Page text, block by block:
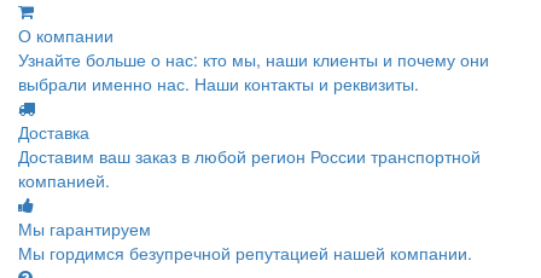
О компании
Узнайте больше о нас: кто мы, наши клиенты и почему они
выбрали именно нас. Наши контакты и реквизиты.
Доставка
Доставим ваш заказ в любой регион России транспортной
компанией.
Мы гарантируем
Мы гордимся безупречной репутацией нашей компании.